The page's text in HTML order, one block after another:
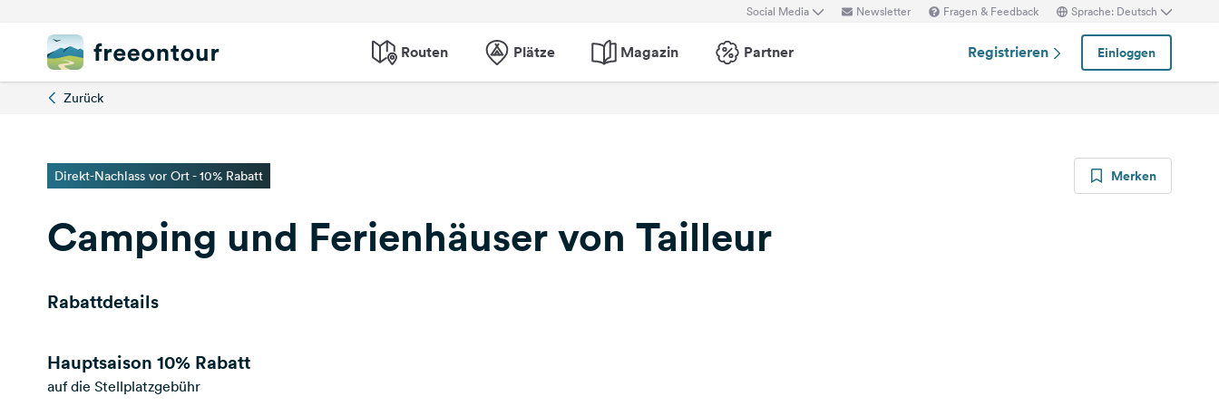
Social Media Newsletter Fragen & Feedback Sprache: Deutsch
Routen Plätze Magazin Partner Registrieren Einloggen
Zurück
Direkt-Nachlass vor Ort - 10% Rabatt Merken
Camping und Ferienhäuser von Tailleur
Rabattdetails
Hauptsaison 10% Rabatt
auf die Stellplatzgebühr